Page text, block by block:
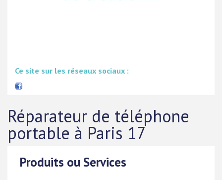
Ce site sur les réseaux sociaux :
Réparateur de téléphone
portable à Paris 17
Produits ou Services